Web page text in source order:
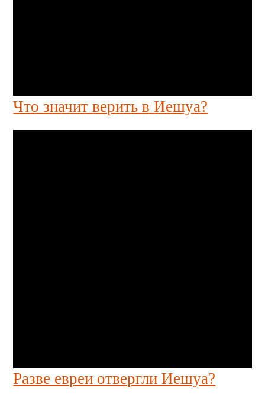
Что значит верить в Иешуа?
Разве евреи отвергли Иешуа?